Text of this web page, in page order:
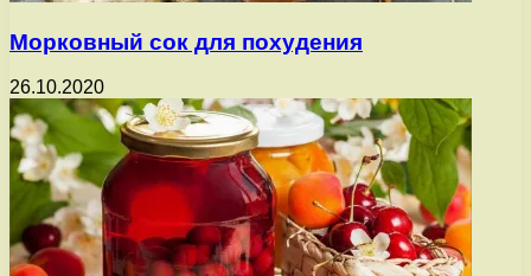
Морковный сок для похудения
26.10.2020